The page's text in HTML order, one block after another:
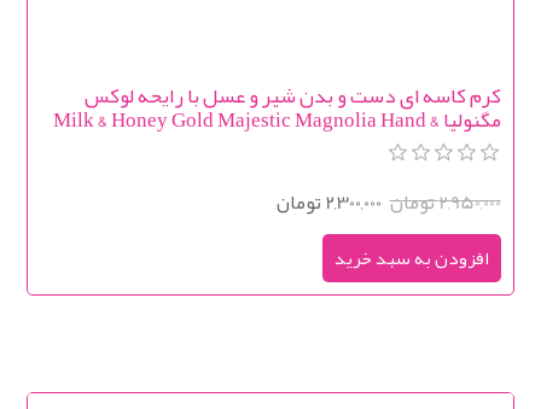
کرم کاسه ای دست و بدن شیر و عسل با رایحه لوکس
مگنولیا Milk & Honey Gold Majestic Magnolia Hand &
Body Cream
2,950,000 تومان 2,300,000 تومان